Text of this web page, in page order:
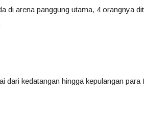
di arena panggung utama, 4 orangnya
kedatangan hingga kepulangan para